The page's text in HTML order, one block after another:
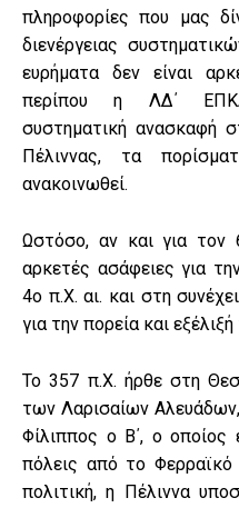
πληροφορίες που μας
διενέργειας
ευρήματα δεν είναι
περίπου η ΛΔ΄ ΕΠΚΑ
συστηματική ανασκαφή
Πέλιννας, τα
ανακοινωθεί.
Ωστόσο, αν και για τον
αρκετές ασάφειες για
4ο π.Χ. αι. και στη
για την πορεία και εξέλιξή
Το 357 π.Χ. ήρθε στη
των Λαρισαίων
Φίλιππος ο Β΄, ο οποίος
πόλεις από το
πολιτική, η Πέλιννα